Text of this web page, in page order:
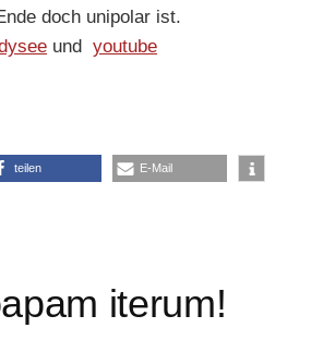
doch unipolar ist.
und youtube
teilen E-Mail
iterum!